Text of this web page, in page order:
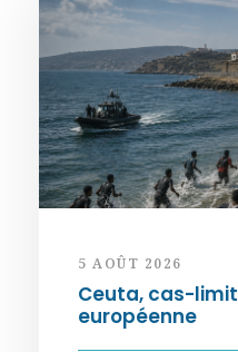
5 AOÛT 2026
Ceuta, cas-
européenne